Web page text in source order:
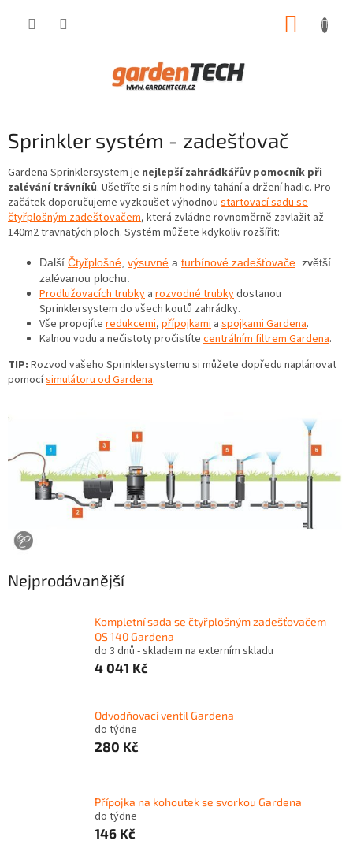
Sprinkler systém - zadešťovač
Gardena Sprinklersystem je nejlepší zahrádkářův pomocník při
zalévání trávníků. Ušetříte si s ním hodiny tahání a držení hadic. Pro
začátek doporučujeme vyzkoušet výhodnou startovací sadu se
čtyřplošným zadešťovačem, která zvládne rovnoměrně zavlažit až
140m2 travnatých ploch. Systém můžete kdykoliv rozšířit:
Další Čtyřplošné výsuvné a turbínové zadešťovače zvětší
zalévanou plochu.
Prodlužovacích trubky a rozvodné trubkydostanou
Sprinklersystem do všech koutů zahrádky.
Vše propojíte redukcemi, přípojkami a spojkami Gardena.
Kalnou vodu a nečistoty pročistíte centrálním filtrem Gardena.
TIP: Rozvod vašeho Sprinklersystemu si můžete dopředu naplánovat
pomocísimulátoru od Gardena.
Nejprodávanější
Kompletní sada se čtyřplošným zadešťovačem
OS 140 Gardena
do 3 dnů - skladem na externím skladu
4 041 Kč
Odvodňovací ventil Gardena
do týdne
280 Kč
Přípojka na kohoutek se svorkou Gardena
do týdne
146 Kč